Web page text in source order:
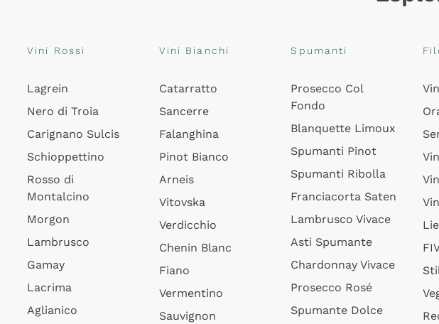
Vini Rossi
Lagrein
Nero di Troia
Carignano Sulcis
Schioppettino
Rosso di
Montalcino
Morgon
Lambrusco
Gamay
Lacrima
Aglianico
Vini Bianchi
Catarratto
Sancerre
Falanghina
Pinot Bianco
Arneis
Vitovska
Verdicchio
Chenin Blanc
Fiano
Vermentino
Sauvignon
Spumanti
Prosecco Col
Fondo
Blanquette Limoux
Spumanti Pinot
Spumanti Ribolla
Franciacorta Saten
Lambrusco Vivace
Asti Spumante
Chardonnay Vivace
Prosecco Rosé
Spumante Dolce